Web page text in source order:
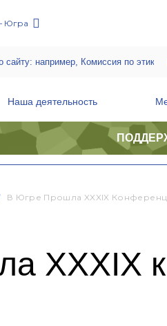
Югра
Наша деятельность
В Югре Прошла XXXIX
XXXIX